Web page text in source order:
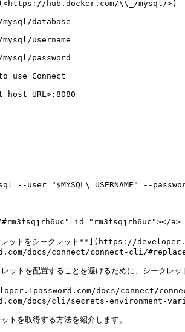
hub.docker.com/\\_/mysql/>)
mysql/database
mysql/username
mysql/password
use Connect
host URL>:8080
--
id="rm3fsqjrh6uc"></a>
クレットをシークレット**](https://
docs/connect/connect-cli/
ットを配置することを避けるために、シークレ
docs/connect/
docs/cli/secrets-environment-
トを取得する方法を紹介します。